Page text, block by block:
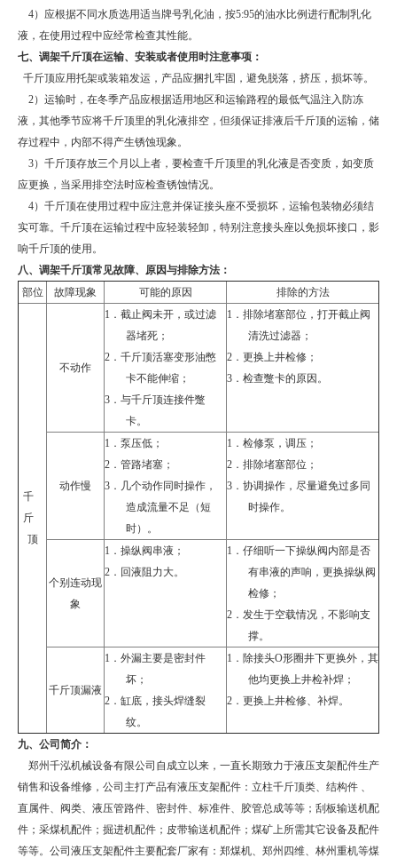
4）应根据不同水质选用适当牌号乳化油，按5:95的油水比例进行配制乳化
液，在使用过程中应经常检查其性能。
七、调架千斤顶在运输、安装或者使用时注意事项：
千斤顶应用托架或装箱发运，产品应捆扎牢固，避免脱落，挤压，损坏等。
2）运输时，在冬季产品应根据适用地区和运输路程的最低气温注入防冻
液，其他季节应将千斤顶里的乳化液排空，但须保证排液后千斤顶的运输，储
存过程中，内部不得产生锈蚀现象。
3）千斤顶存放三个月以上者，要检查千斤顶里的乳化液是否变质，如变质
应更换，当采用排空法时应检查锈蚀情况。
4）千斤顶在使用过程中应注意并保证接头座不受损坏，运输包装物必须结
实可靠。千斤顶在运输过程中应轻装轻卸，特别注意接头座以免损坏接口，影
响千斤顶的使用。
八、调架千斤顶常见故障、原因与排除方法：
部位
故障现象 可能的原因 排除的方法
千
斤
顶
不动作
1． 截止阀未开，或过滤
器堵死；
2． 千斤顶活塞变形油憋
卡不能伸缩；
3． 与千斤顶连接件蹩
卡。
1． 排除堵塞部位，打开截止阀
清洗过滤器；
2． 更换上井检修；
3． 检查蹩卡的原因。
动作慢
1． 泵压低；
2． 管路堵塞；
3． 几个动作同时操作，
造成流量不足（短
时）。
1． 检修泵，调压；
2． 排除堵塞部位；
3． 协调操作，尽量避免过多同
时操作。
个别连动现
象
1． 操纵阀串液；
2． 回液阻力大。
1． 仔细听一下操纵阀内部是否
有串液的声响，更换操纵阀
检修；
2． 发生于空载情况，不影响支
撑。
千斤顶漏液
1． 外漏主要是密封件
坏；
2． 缸底，接头焊缝裂
纹。
1． 除接头O形圈井下更换外，其
他均更换上井检补焊；
2． 更换上井检修、补焊。
九、 公司简介：
郑州千泓机械设备有限公司自成立以来，一直长期致力于液压支架配件生产
销售和设备维修，公司主打产品有液压支架配件：立柱千斤顶类、结构件 、
直属件、阀类、液压管路件、密封件、标准件、胶管总成等等；刮板输送机配
件；采煤机配件；掘进机配件；皮带输送机配件；煤矿上所需其它设备及配件
等等。公司液压支架配件主要配套厂家有：郑煤机、郑州四维、林州重机等煤